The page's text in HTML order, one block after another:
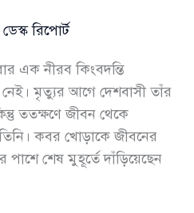
ডেস্ক রিপোর্ট
এক নীরব কিংবদন্তি
মৃত্যুর আগে দেশবাসী তাঁর
ততক্ষণে জীবন থেকে
কবর খোড়াকে জীবনের
শেষ মুহূর্তে দাঁড়িয়েছেন